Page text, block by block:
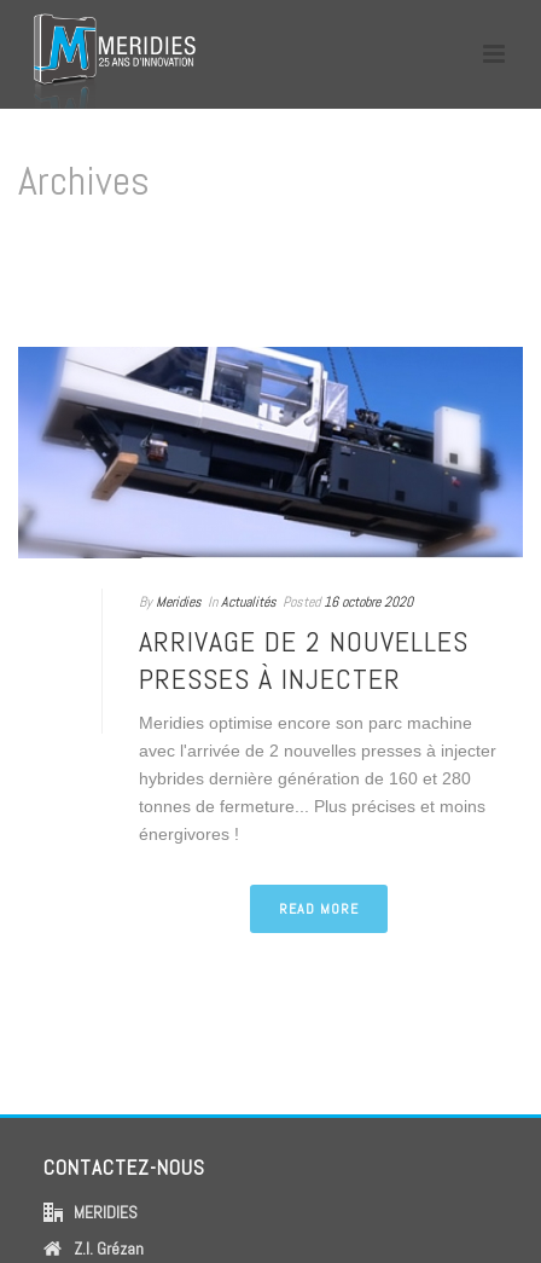
Archives
By Meridies InActualités Posted 16 octobre 2020
ARRIVAGE DE 2 NOUVELLES
PRESSES À INJECTER
Meridies optimise encore son parc machine
avec l'arrivée de 2 nouvelles presses à injecter
hybrides dernière génération de 160 et 280
tonnes de fermeture... Plus précises et moins
énergivores !
READ MORE
CONTACTEZ-NOUS
MERIDIES
Z.I. Grézan